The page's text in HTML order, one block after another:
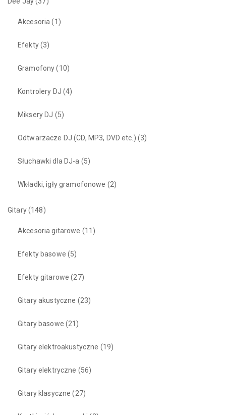
Akcesoria (1)
Efekty(3)
Gramofony(10)
Kontrolery DJ (4)
Miksery DJ (5)
Odtwarzacze DJ (CD, MP3, DVD etc.) (3)
Słuchawki dla DJ-a (5)
Wkładki, igły gramofonowe (2)
Gitary(148)
Akcesoria gitarowe (11)
Efekty basowe (5)
Efekty gitarowe (27)
Gitary akustyczne (23)
Gitary basowe (21)
Gitary elektroakustyczne (19)
Gitary elektryczne (56)
Gitary klasyczne (27)